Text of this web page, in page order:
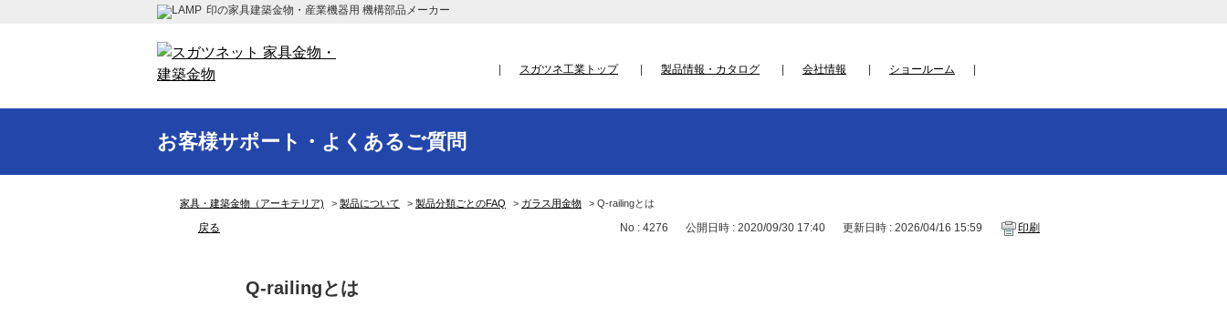
印の家具建築金物・産業機器用 機構部品メーカー
スガツネ工業トップ 製品情報・カタログ 会社情報 ショールーム
お客様サポート・よくあるご質問
家具・建築金物（アーキテリア) > 製品について > 製品分類ごとのFAQ > ガラス用金物 > Q-railingとは
戻る No : 4276 公開日時 : 2020/09/30 17:40 更新日時 : 2026/04/16 15:59 印刷
Q-railingとは